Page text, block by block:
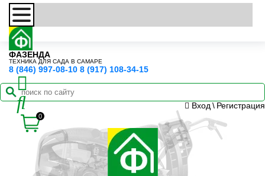
ФАЗЕНДА
ТЕХНИКА ДЛЯ САДА В САМАРЕ
8 (846) 997-08-10 8 (917) 108-34-15
0
Вход \ Регистрация